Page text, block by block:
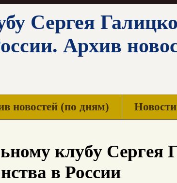
Сергея
Архив
новостей (по дням)
клубу Сергея
в России